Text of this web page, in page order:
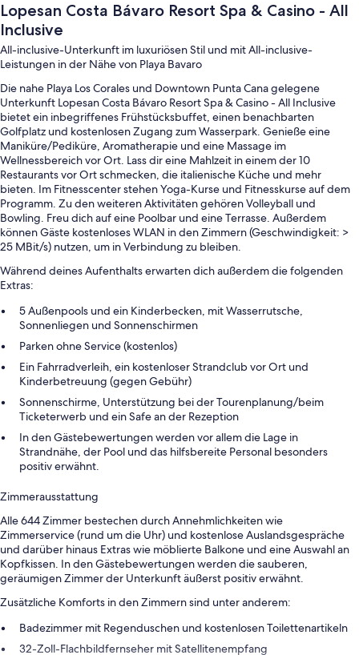
Lopesan Costa Bávaro Resort Spa & Casino - All
Inclusive
All-inclusive-Unterkunft im luxuriösen Stil und mit All-inclusive-
Leistungen in der Nähe von Playa Bavaro
Die nahe Playa Los Corales und Downtown Punta Cana gelegene
Unterkunft Lopesan Costa Bávaro Resort Spa & Casino - All Inclusive
bietet ein inbegriffenes Frühstücksbuffet, einen benachbarten
Golfplatz und kostenlosen Zugang zum Wasserpark. Genieße eine
Maniküre/Pediküre, Aromatherapie und eine Massage im
Wellnessbereich vor Ort. Lass dir eine Mahlzeit in einem der 10
Restaurants vor Ort schmecken, die italienische Küche und mehr
bieten. Im Fitnesscenter stehen Yoga-Kurse und Fitnesskurse auf dem
Programm. Zu den weiteren Aktivitäten gehören Volleyball und
Bowling. Freu dich auf eine Poolbar und eine Terrasse. Außerdem
können Gäste kostenloses WLAN in den Zimmern (Geschwindigkeit: >
25 MBit/s) nutzen, um in Verbindung zu bleiben.
Während deines Aufenthalts erwarten dich außerdem die folgenden
Extras:
5 Außenpools und ein Kinderbecken, mit Wasserrutsche,
Sonnenliegen und Sonnenschirmen
Parken ohne Service (kostenlos)
Ein Fahrradverleih, ein kostenloser Strandclub vor Ort und
Kinderbetreuung (gegen Gebühr)
Sonnenschirme, Unterstützung bei der Tourenplanung/beim
Ticketerwerb und ein Safe an der Rezeption
In den Gästebewertungen werden vor allem die Lage in
Strandnähe, der Pool und das hilfsbereite Personal besonders
positiv erwähnt.
Zimmerausstattung
Alle 644 Zimmer bestechen durch Annehmlichkeiten wie
Zimmerservice (rund um die Uhr) und kostenlose Auslandsgespräche
und darüber hinaus Extras wie möblierte Balkone und eine Auswahl an
Kopfkissen. In den Gästebewertungen werden die sauberen,
geräumigen Zimmer der Unterkunft äußerst positiv erwähnt.
Zusätzliche Komforts in den Zimmern sind unter anderem:
Badezimmer mit Regenduschen und kostenlosen Toilettenartikeln
32-Zoll-Flachbildfernseher mit Satellitenempfang